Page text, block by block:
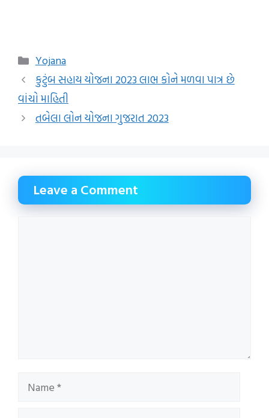
Categories
Yojana
કુટુંબ સહાય યોજના 2023 લાભ કોને મળવા પાત્ર છે
વાંચો માહિતી
તબેલા લોન યોજના ગુજરાત 2023
Leave a Comment
Name